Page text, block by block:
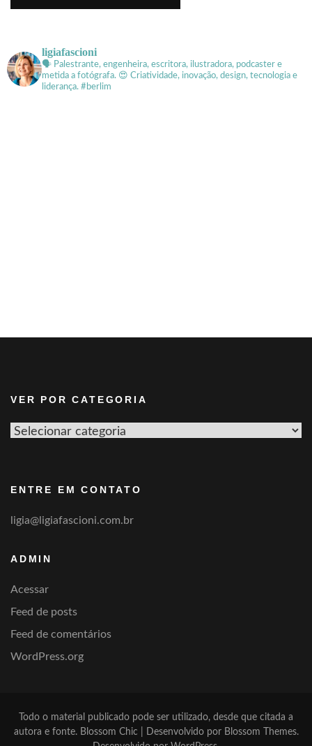
ligiafascioni
🗣 Palestrante, engenheira, escritora, ilustradora, podcaster e
metida a fotógrafa. 😍 Criatividade, inovação, design, tecnologia e
liderança. #berlim
VER POR CATEGORIA
Ver
ENTRE EM CONTATO
ligia@ligiafascioni.com.br
ADMIN
Acessar
Feed de posts
Feed de comentários
WordPress.org
Todo o material publicado pode ser utilizado, desde que citada a
autora e fonte.Blossom Chic | Desenvolvido por Blossom Themes.